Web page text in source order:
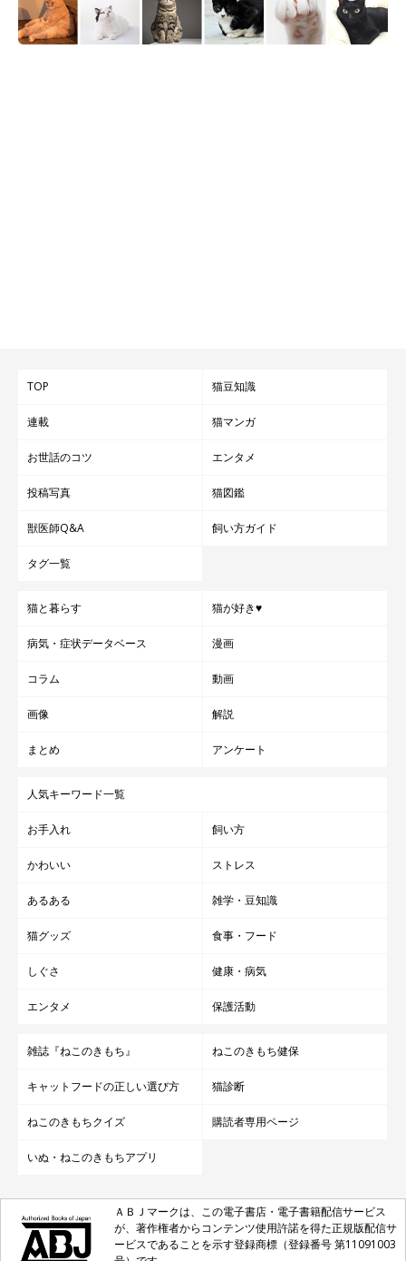
インテリアはモノトーンで落ち着いたイメージの店内。「猫と遊
んで猫助け」ができる保護猫カフェです。ショッピングの休憩や
ゆっくり時間を過ごせます。
おすすめポイント
池袋駅1b出口から徒歩1分
TOP 猫豆知識
連載 猫マンガ
お世話のコツ エンタメ
投稿写真 猫図鑑
獣医師Q&A 飼い方ガイド
タグ一覧
猫と暮らす 猫が好き♥
病気・症状データベース 漫画
コラム 動画
画像 解説
まとめ アンケート
人気キーワード一覧
お手入れ 飼い方
かわいい ストレス
あるある 雑学・豆知識
猫グッズ 食事・フード
しぐさ 健康・病気
エンタメ 保護活動
雑誌『ねこのきもち』 ねこのきもち健保
キャットフードの正しい選び方 猫診断
ねこのきもちクイズ 購読者専用ページ
いぬ・ねこのきもちアプリ
ＡＢＪマークは、この電子書店・電子書籍配信サービス
が、著作権者からコンテンツ使用許諾を得た正規版配信サ
ービスであることを示す登録商標（登録番号 第11091003